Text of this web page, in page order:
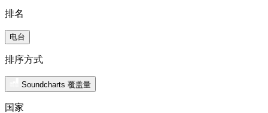
排名
电台
排序方式
Soundcharts 覆盖量
国家